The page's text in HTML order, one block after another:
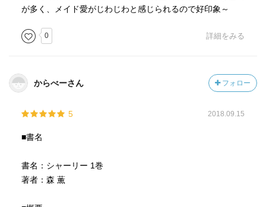
が多く、メイド愛がじわじわと感じられるので好印象～
0 詳細をみる
からべーさん フォロー
5 2018.09.15
■書名
書名：シャーリー 1巻
著者：森 薫